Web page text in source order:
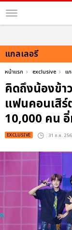
แกลเลอรี
หน้าแรก exclusive แ
คิดถึงน้องข้า
แฟนคอนเสิ
10,000 คน
EXCLUSIVE : 31 ก.ค.